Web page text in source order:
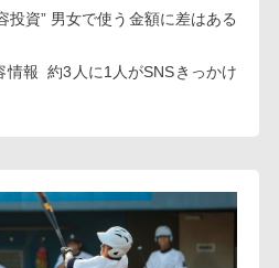
投資” 男女で使う金額に差はある
情報約3人に1人がSNSきっかけ